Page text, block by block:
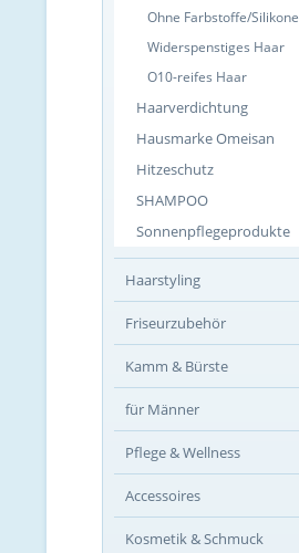
Ohne Farbstoffe/Silikone
Widerspenstiges Haar
O10-reifes Haar
Haarverdichtung
Hausmarke Omeisan
Hitzeschutz
SHAMPOO
Sonnenpflegeprodukte
Haarstyling
Friseurzubehör
Kamm & Bürste
für Männer
Pflege & Wellness
Accessoires
Kosmetik & Schmuck